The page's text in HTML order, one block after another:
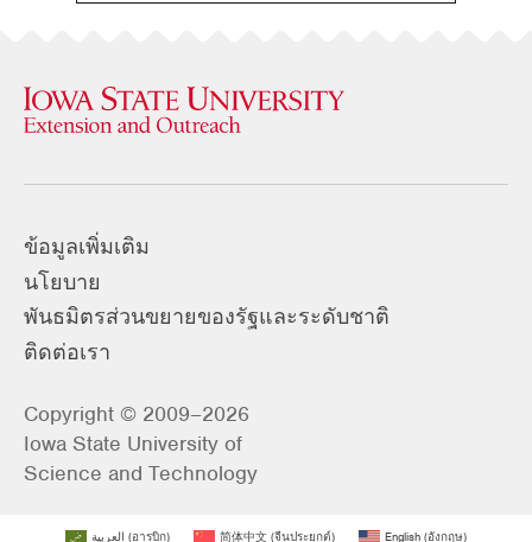
ข้อมูลเพิ่มเติม
นโยบาย
พันธมิตรส่วนขยายของรัฐและระดับชาติ
ติดต่อเรา
Copyright © 2009–2026
Iowa State University of
Science and Technology
العربية (อารบิก) 简体中文 (จีนประยุกต์) English (อังกฤษ)